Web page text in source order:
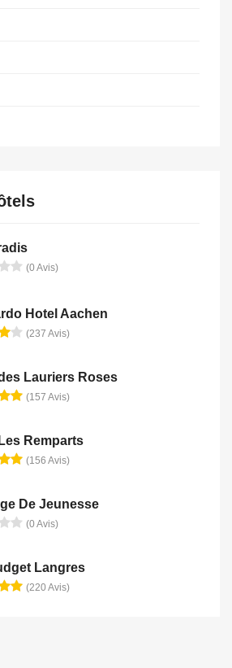
(0 Avis)
Hotel Aachen
(237 Avis)
Lauriers Roses
(157 Avis)
Remparts
(156 Avis)
De Jeunesse
(0 Avis)
Langres
(220 Avis)